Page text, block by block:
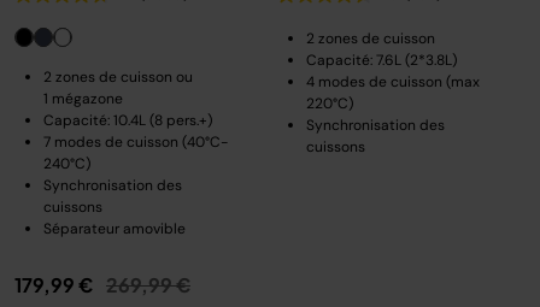
2 zones de cuisson ou
1 mégazone
Capacité: 10.4L (8 pers.+)
7 modes de cuisson (40°C-
240°C)
Synchronisation des
cuissons
Séparateur amovible
179,99 € Prix réduit de
269,99 €au
2 zones de cuisson
Capacité: 7.6L (2*3.8L)
4 modes de cuisson (max
220°C)
Synchronisation des
cuissons